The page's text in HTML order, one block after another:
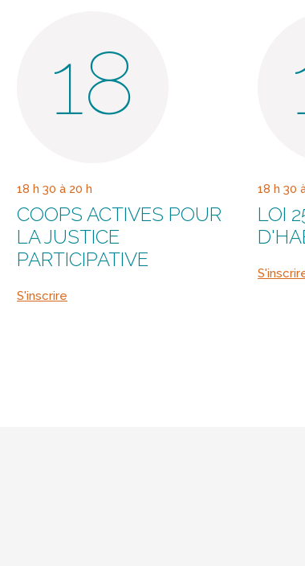
18
18 h 30 à 20 h
COOPS ACTIVES POUR
LA JUSTICE
PARTICIPATIVE
S'inscrire
18 h 30
LOI